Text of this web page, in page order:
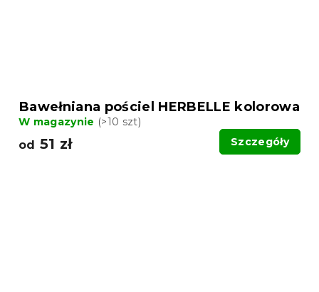
Bawełniana pościel HERBELLE kolorowa
W magazynie (>10 szt)
od 51 zł Szczegóły